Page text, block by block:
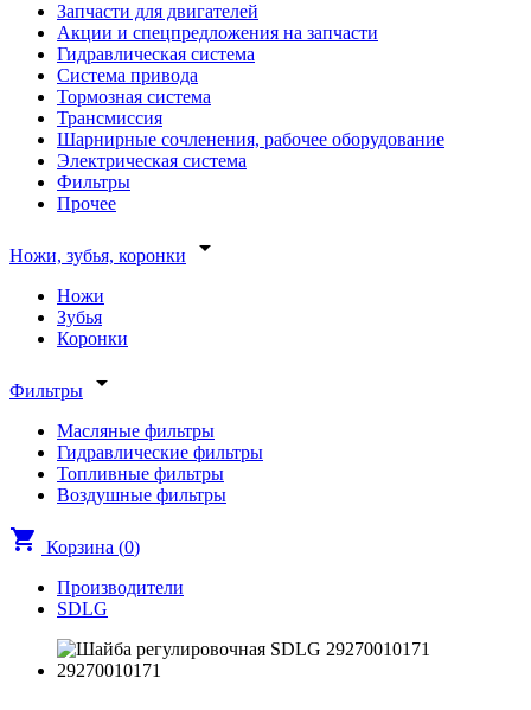
Запчасти для двигателей
Акции и спецпредложения на запчасти
Гидравлическая система
Система привода
Тормозная система
Трансмиссия
Шарнирные сочленения, рабочее оборудование
Электрическая система
Фильтры
Прочее
Ножи, зубья, коронки arrow_drop_down
Ножи
Зубья
Коронки
Фильтры arrow_drop_down
Масляные фильтры
Гидравлические фильтры
Топливные фильтры
Воздушные фильтры
shopping_cart Корзина (0)
Производители
SDLG